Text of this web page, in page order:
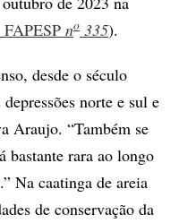
no 335).
desde o século
norte e sul e
Araujo. “Também se
bastante rara ao longo
Na caatinga de areia
de conservação da